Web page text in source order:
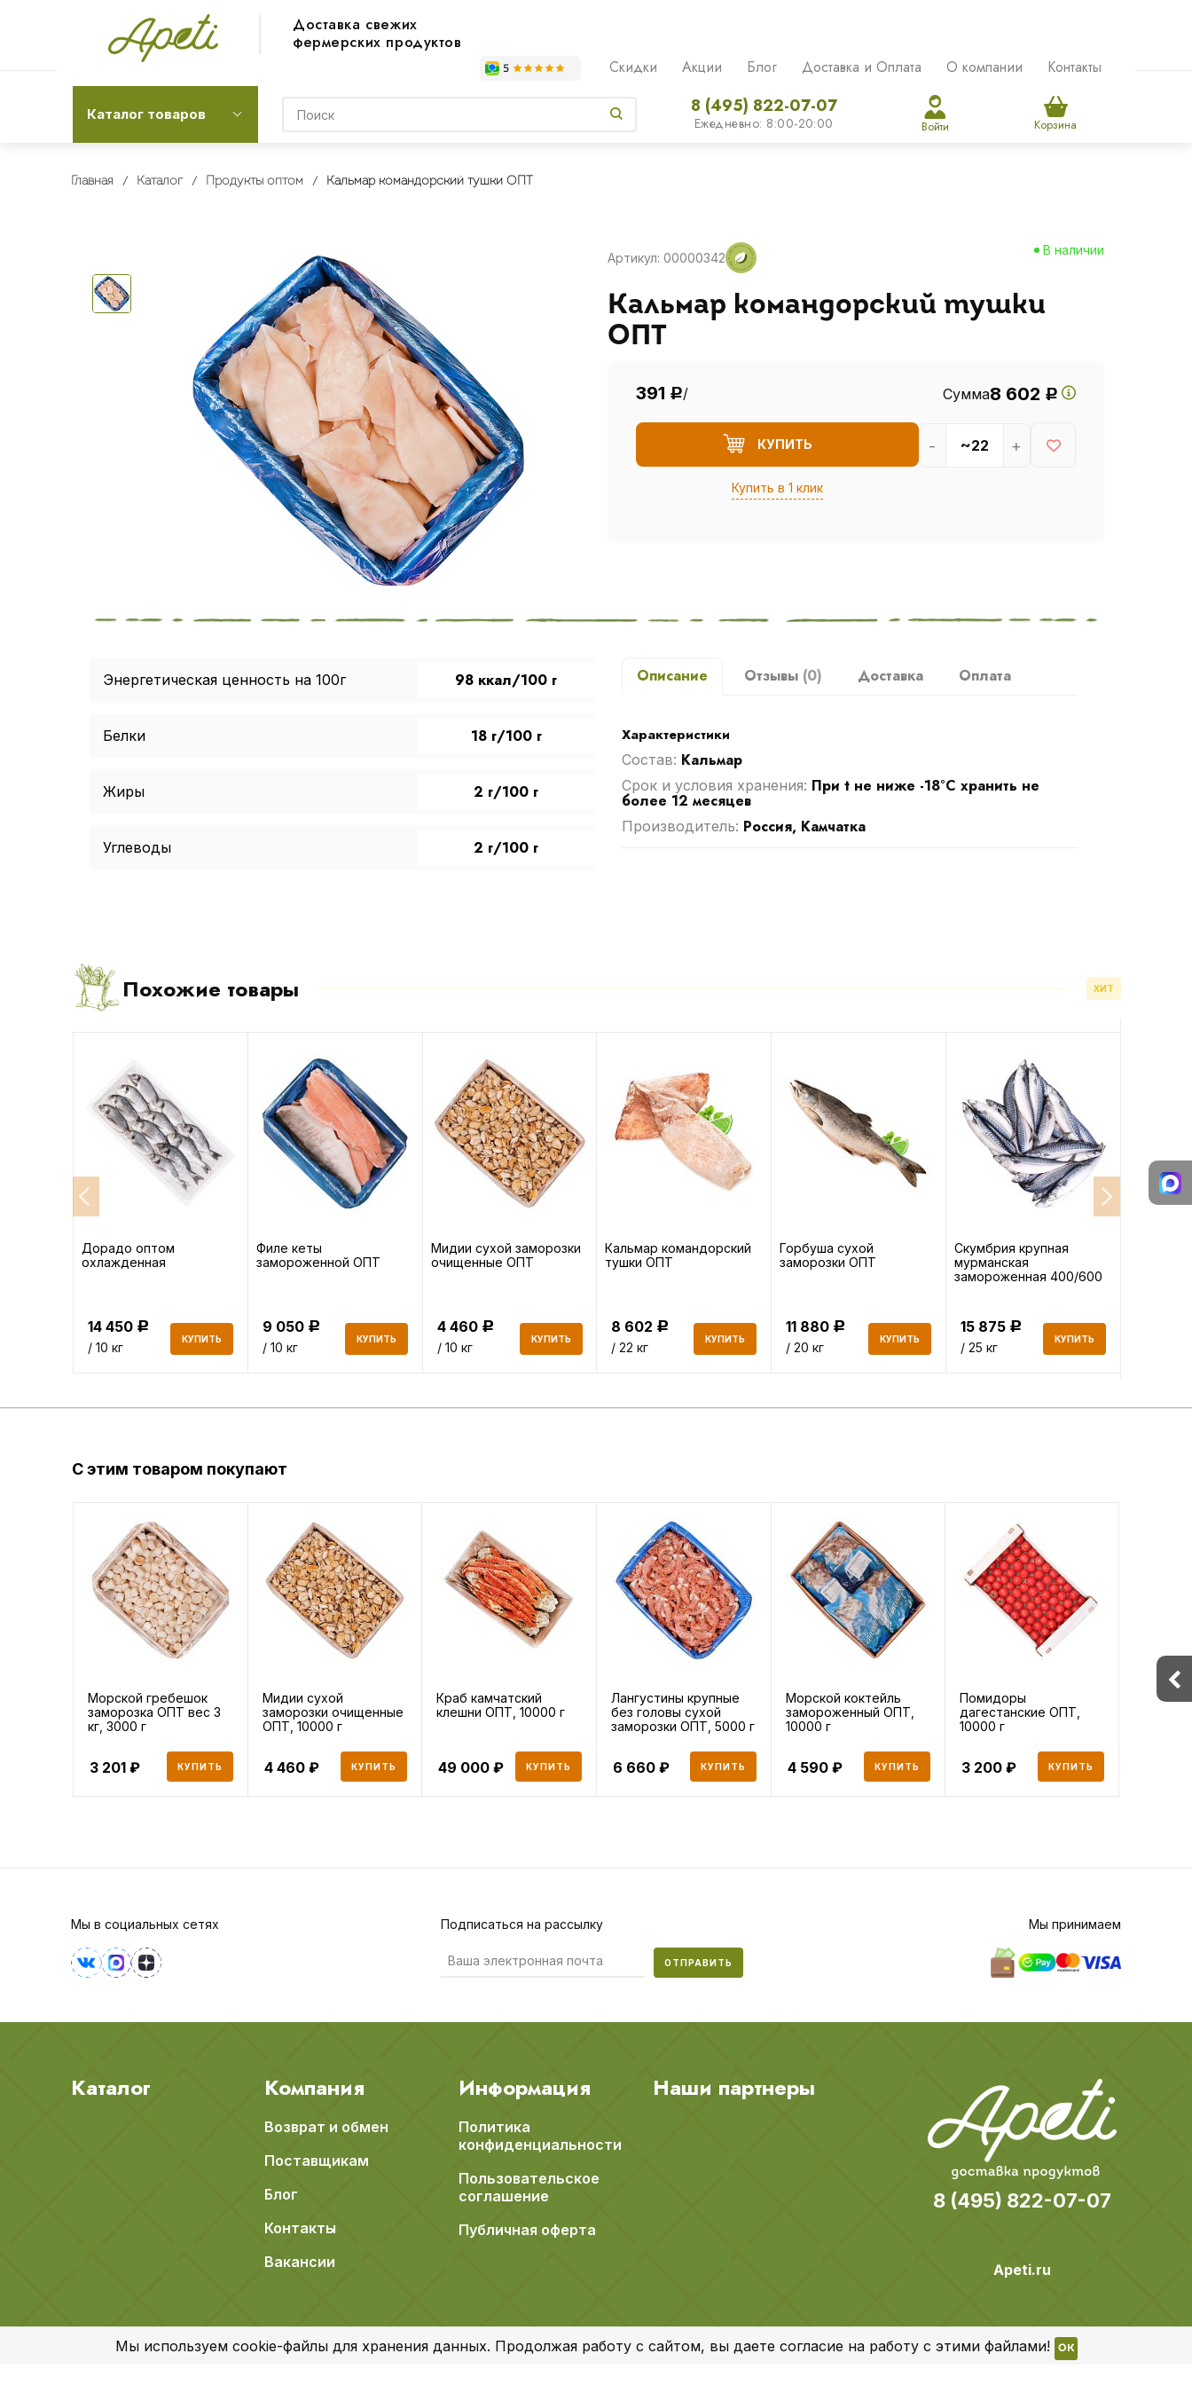
Доставка свежих
фермерских продуктов
Скидки Акции Блог Доставка и Оплата О компании Контакты
Каталог товаров 8 (495) 822-07-07
Ежедневно: 8:00-20:00 Войти Корзина
Главная Каталог Продукты оптом Кальмар командорский тушки ОПТ
Артикул: 00000342
В наличии
Кальмар командорский тушки
ОПТ
391 Р/ Сумма8 602 Р
КУПИТЬ
Купить в 1 клик
- +
Энергетическая ценность на 100г 98 ккал/100 г
Белки 18 г/100 г
Жиры 2 г/100 г
Углеводы 2 г/100 г
Описание Отзывы (0) Доставка Оплата
Характеристики
Cостав: Кальмар
Срок и условия хранения: При t не ниже -18°С хранить не
более 12 месяцев
Производитель: Россия, Камчатка
Похожие товары ХИТ
Дорадо оптом
охлажденная
14 450 Р
/ 10 кг
КУПИТЬ
Филе кеты
замороженной ОПТ
9 050 Р
/ 10 кг
КУПИТЬ
Мидии сухой заморозки
очищенные ОПТ
4 460 Р
/ 10 кг
КУПИТЬ
Кальмар командорский
тушки ОПТ
8 602 Р
/ 22 кг
КУПИТЬ
Горбуша сухой
заморозки ОПТ
11 880 Р
/ 20 кг
КУПИТЬ
Скумбрия крупная
мурманская
замороженная 400/600
15 875 Р
/ 25 кг
КУПИТЬ
С этим товаром покупают
Морской гребешок
заморозка ОПТ вес 3
кг, 3000 г
3 201 КУПИТЬ
Мидии сухой
заморозки очищенные
ОПТ, 10000 г
4 460 КУПИТЬ
Краб камчатский
клешни ОПТ, 10000 г
49 000 КУПИТЬ
Лангустины крупные
без головы сухой
заморозки ОПТ, 5000 г
6 660 КУПИТЬ
Морской коктейль
замороженный ОПТ,
10000 г
4 590 КУПИТЬ
Помидоры
дагестанские ОПТ,
10000 г
3 200 КУПИТЬ
Мы в социальных сетях Подписаться на рассылку
ОТПРАВИТЬ
Мы принимаем
Каталог Компания
Возврат и обмен
Поставщикам
Блог
Контакты
Вакансии
Информация
Политика
конфиденциальности
Пользовательское
соглашение
Публичная оферта
Наши партнеры
8 (495) 822-07-07
Apeti.ru
Все права защищены
Мы используем cookie-файлы для хранения данных. Продолжая работу с сайтом, вы даете согласие на работу с этими файлами! OK